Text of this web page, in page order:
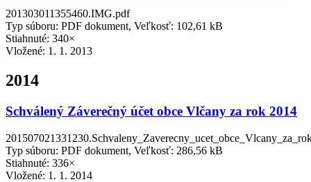
201303011355460.IMG.pdf
Typ súboru: PDF dokument, Veľkosť: 102,61 kB
Stiahnuté: 340×
Vložené: 1. 1. 2013
2014
Schválený Záverečný účet obce Vlčany za rok 2014
Typ súboru: PDF dokument, Veľkosť: 286,56 kB
Stiahnuté: 336×
Vložené: 1. 1. 2014